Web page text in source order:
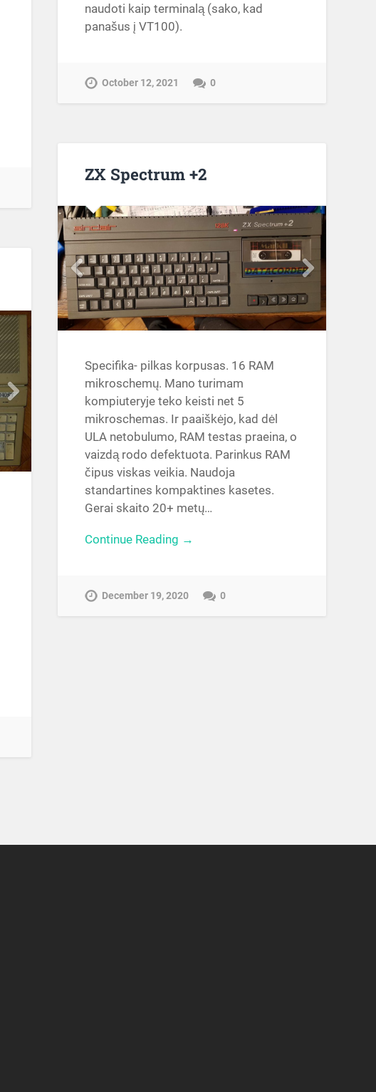
naudoti kaip terminalą (sako, kad
panašus į VT100).
October 12, 2021 0
ZX Spectrum +2
Specifika- pilkas korpusas. 16 RAM
mikroschemų. Mano turimam
kompiuteryje teko keisti net 5
mikroschemas. Ir paaiškėjo, kad dėl
ULA netobulumo, RAM testas praeina, o
vaizdą rodo defektuota. Parinkus RAM
čipus viskas veikia. Naudoja
standartines kompaktines kasetes.
Gerai skaito 20+ metų…
Continue Reading →
December 19, 2020 0